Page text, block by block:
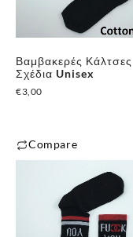
Βαμβακερές Κάλτσες
Σχέδια Unisex
€3,00
Compare